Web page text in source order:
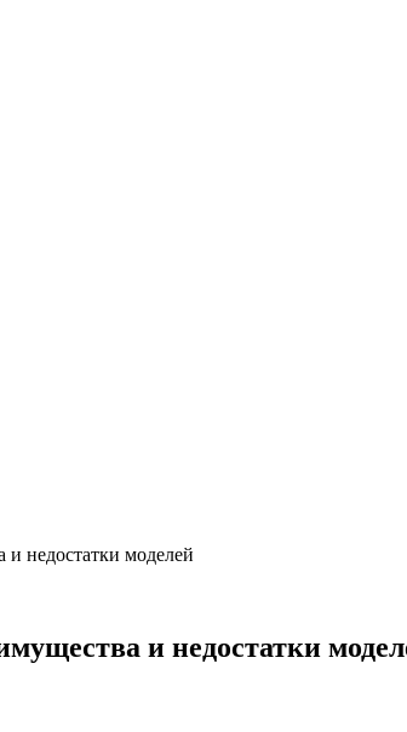
недостатки моделей
и недостатки